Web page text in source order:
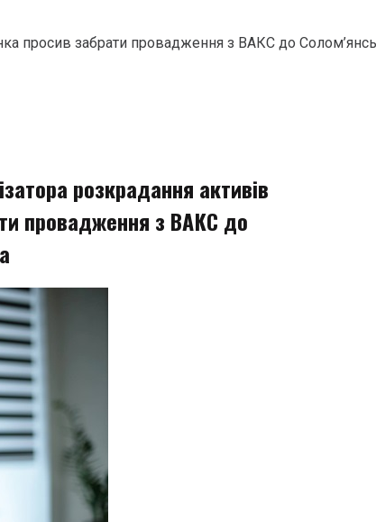
просив забрати провадження з ВАКС до
розкрадання активів
провадження з ВАКС до